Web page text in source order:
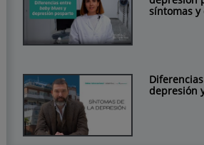
síntomas y
depresión